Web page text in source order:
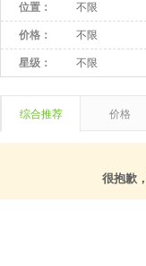
位置： 不限
价格： 不限
星级： 不限
综合推荐 价格
很抱歉